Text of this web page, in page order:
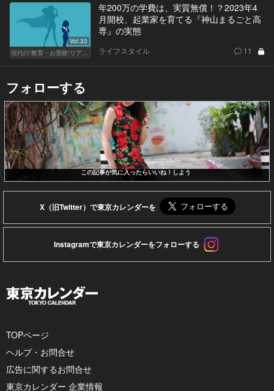
Vol.33
年200万の学費は、実質無償！？2023年4
月開校、起業家を育てる『神山まるごと高
専』の実態
ライフスタイル 11
フォローする
この記事が気に入ったらいいね！しよう
X（旧Twitter）で東京カレンダーを
Instagramで東京カレンダーをフォローする
TOPページ
ヘルプ・お問合せ
広告に関するお問合せ
東京カレンダー 企業情報